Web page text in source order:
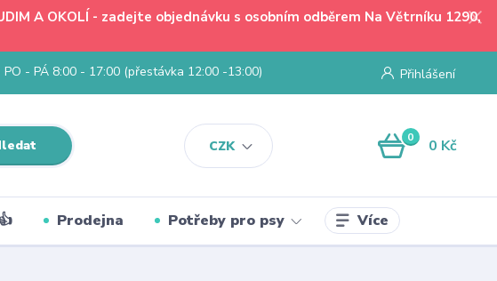
A OKOLÍ - zadejte objednávku s osobním odběrem Na Větrníku 1290,
CZK
Přihlášení
PO - PÁ 8:00 - 17:00 (přestávka 12:00 -13:00)
0 0 Kč
Prodejna Potřeby pro psy Více